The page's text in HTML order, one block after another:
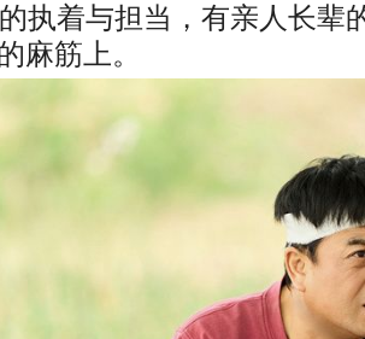
执着与担当，有亲人长辈
麻筋上。